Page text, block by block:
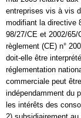
entreprises vis à vis
modifiant la directive
98/27/CE et 2002/65/
règlement (CE) n°
doit-elle être
réglementation
commerciale peut
indépendamment du
les intérêts des